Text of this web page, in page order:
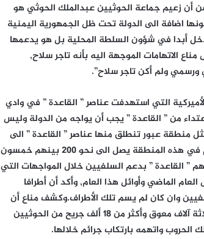
زعيم جماعة الحوثيين عبدالملك الحوثي هو
اضافة الى الدولة تحت ظل الجمهورية اليمنية
أبدا في شؤون السلطة المحلية بل هو يدعمها
الاتهامات الموجهة اليه بأنه تاجر سلاح,
ورسمي ولم أكن تاجر سلاح”.
التي استهدفت عناصر ” القاعدة ” في وادي
من ” القاعدة ” يجب أن يواجه من الدولة وليس
منطقة عبور تنطلق منها عناصر ” القاعدة ” الى
مناطق أخرى في اليمن, موضحا?ٍ أن عدد عناصر التنظيم في هذه المنطقة يصل الى نحو 200 بينهم خمسون
” القاعدة ” بدعم السلفيين خلال المواجهات التي
الماضي وأوائل هذا العام, وأكد أن أطرافا
وان كان لم يسم تلك الأطراف.وكشف مناع أن
ضحايا حروب صعدة الستة يقدرون بعشرة آلاف قتيل وثلاثة آلاف معوق وأكثر من 18 ألف جريح من الحوثيين
واتهمه بارتكاب جرائم خلالها.